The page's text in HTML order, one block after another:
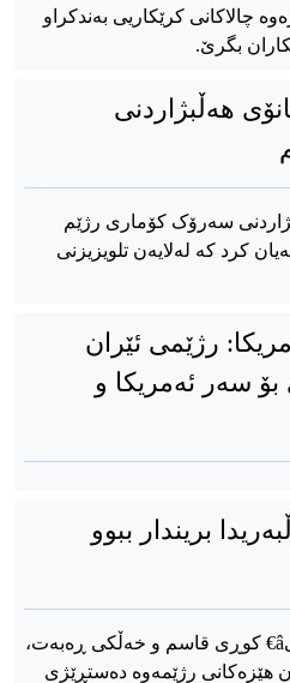
چالاکانی کرێکاریی بەندکراو
بگرێ.
هەڵبژاردنی
سەرۆک کۆماری رژێم
کرد کە لەلایەن تلویزیزنی
رژێمی ئێران
سەر ئەمریکا و
بریندار ببوو
â€œعەبدولڕەحمان ئیبراهیمیâ€ کوڕی قاسم و خەڵکی ڕەبەت،
هێزەکانی رژێمەوە دەستڕێژی